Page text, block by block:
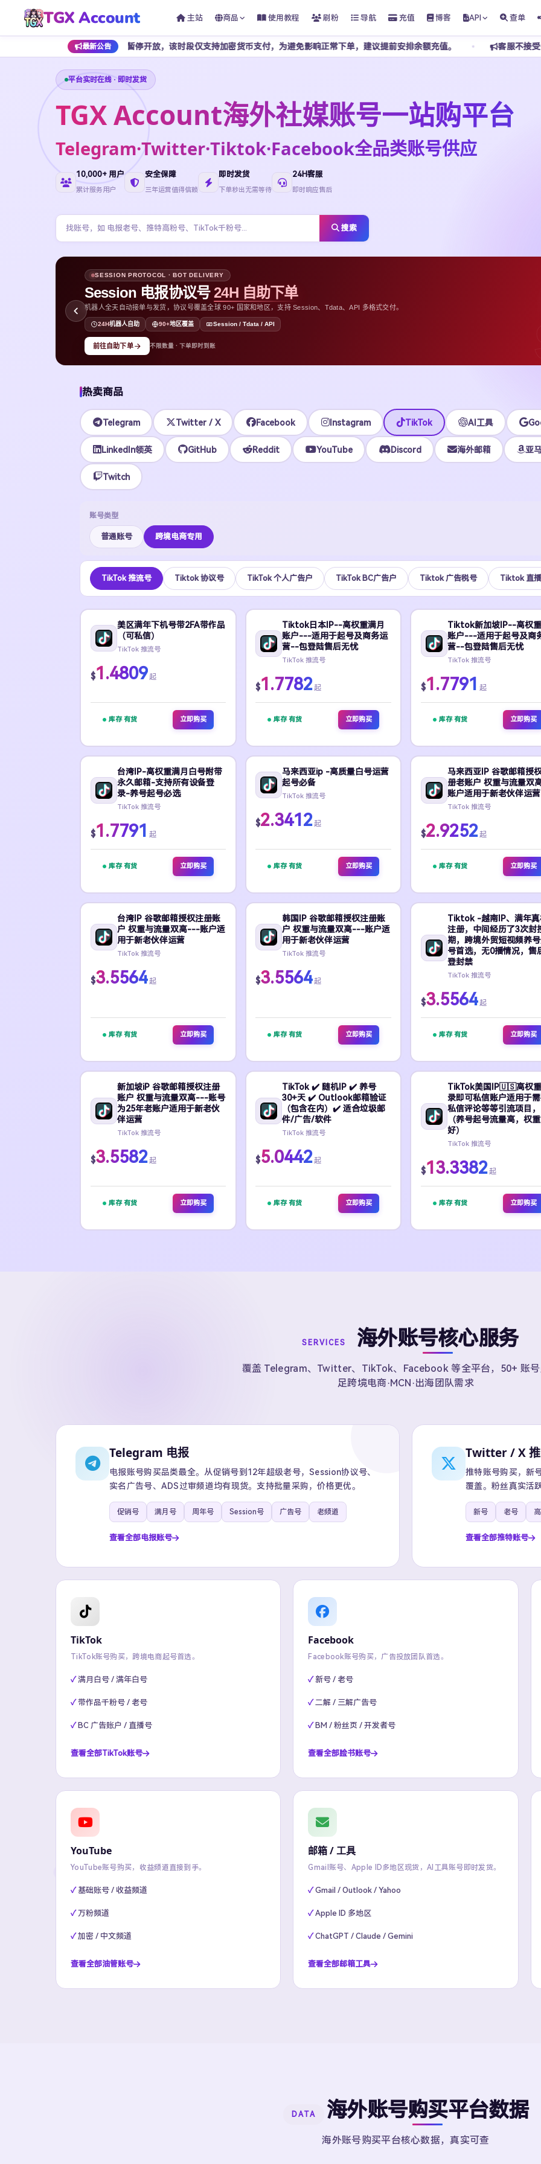
TGX Account 主站 商品 使用教程 刷粉 导航 充值 博客 API 查单
最新公告
7 点期间暂停开放，该时段仅支持加密货币支付，为避免影响正常下单，建议提前安排余额充值。 客服不接受任何私下转账，请
平台实时在线 · 即时发货
TGX Account海外社媒账号一站购平台
Telegram·Twitter·Tiktok·Facebook全品类账号供应
10,000+ 用户
累计服务用户
安全保障
三年运营值得信赖
即时发货
下单秒出无需等待
24H客服
即时响应售后
搜索
SESSION PROTOCOL · BOT DELIVERY
Session 电报协议号24H 自助下单
机器人全天自动接单与发货，协议号覆盖全球 90+ 国家和地区，支持 Session、Tdata、API 多格式交付。
24H机器人自助 90+地区覆盖 Session / Tdata / API
前往自助下单 不限数量 · 下单即时到账
热卖商品
Telegram Twitter / X Facebook Instagram TikTok AI工具
LinkedIn领英 GitHub Reddit YouTube Discord 海外邮箱 亚
Twitch
账号类型
普通账号 跨境电商专用
TikTok 推流号 Tiktok 协议号 TikTok 个人广告户 TikTok BC广告户 Tiktok 广告税号 Tiktok 直
美区满年下机号带2FA带作品
（可私信）
TikTok 推流号
$1.4809起
库存 有货 立即购买
Tiktok日本IP--高权重满月
账户---适用于起号及商务运
营--包登陆售后无忧
TikTok 推流号
$1.7782起
库存 有货 立即购买
Tiktok新加坡IP--高权
账户---适用于起号及商
营--包登陆售后无忧
TikTok 推流号
$1.7791 起
库存 有货 立即购买
台湾IP-高权重满月白号附带
永久邮箱-支持所有设备登
录-养号起号必选
TikTok 推流号
$1.7791 起
库存 有货 立即购买
马来西亚ip -高质量白号运营
起号必备
TikTok 推流号
$2.3412起
库存 有货 立即购买
马来西亚IP 谷歌邮箱授
册老账户 权重与流量双
账户适用于新老伙伴运营
TikTok 推流号
$2.9252起
库存 有货 立即购买
台湾IP 谷歌邮箱授权注册账
户 权重与流量双高---账户适
用于新老伙伴运营
TikTok 推流号
$3.5564起
库存 有货 立即购买
韩国IP 谷歌邮箱授权注册账
户 权重与流量双高---账户适
用于新老伙伴运营
TikTok 推流号
$3.5564起
库存 有货 立即购买
Tiktok -越南IP、满年真
注册，中间经历了3次封
期，跨境外贸短视频养
号首选，无0播情况，售
登封禁
TikTok 推流号
$3.5564起
库存 有货 立即购买
新加坡iP 谷歌邮箱授权注册
账户 权重与流量双高---账号
为25年老账户适用于新老伙
伴运营
TikTok 推流号
$3.5582起
库存 有货 立即购买
TikTok ✔️ 随机IP ✔️ 养号
30+天 ✔️ Outlook邮箱验证
（包含在内）✔️ 适合垃圾邮
件/广告/软件
TikTok 推流号
$5.0442起
库存 有货 立即购买
TikTok美国IP🇺🇸高权
录即可私信账户适用于
私信评论等等引流项目，
（养号起号流量高，权重
好）
TikTok 推流号
$13.3382起
库存 有货 立即购买
SERVICES 海外账号核心服务
覆盖 Telegram、Twitter、TikTok、Facebook 等全平台，50+ 账
足跨境电商·MCN·出海团队需求
Telegram 电报
电报账号购买品类最全。从促销号到12年超级老号，Session协议号、
实名广告号、ADS过审频道均有现货。支持批量采购，价格更优。
促销号 满月号 周年号 Session号 广告号 老频道
查看全部电报账号
Twitter / X
推特账号购买，新
覆盖。粉丝真实活
新号 老号
查看全部推特账号
TikTok
TikTok账号购买，跨境电商起号首选。
满月白号 / 满年白号
带作品千粉号 / 老号
BC 广告账户 / 直播号
查看全部TikTok账号
Facebook
Facebook账号购买，广告投放团队首选。
新号 / 老号
二解 / 三解广告号
BM / 粉丝页 / 开发者号
查看全部脸书账号
YouTube
YouTube账号购买，收益频道直接到手。
基础账号 / 收益频道
万粉频道
加密 / 中文频道
查看全部油管账号
邮箱 / 工具
Gmail账号、Apple ID多地区现货，AI工具账号即时发货。
Gmail / Outlook / Yahoo
Apple ID 多地区
ChatGPT / Claude / Gemini
查看全部邮箱工具
DATA 海外账号购买平台数据
海外账号购买平台核心数据，真实可查